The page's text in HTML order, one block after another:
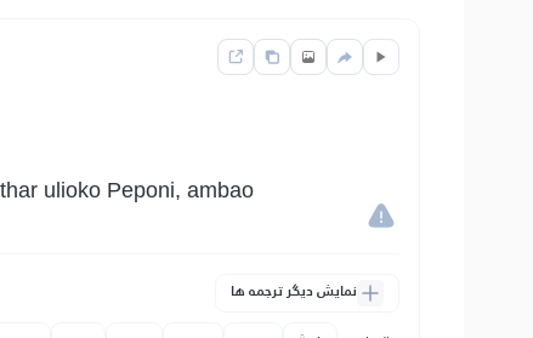
ulioko Peponi, ambao
نمایش دیگر ترجمه ها